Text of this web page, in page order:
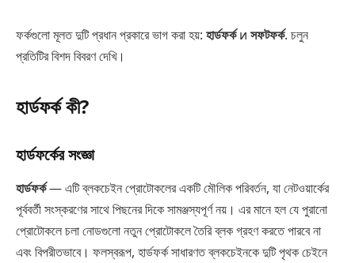
ফর্কগুলো মূলত দুটি প্রধান প্রকারে ভাগ করা হয়: হার্ডফর্কи সফটফর্ক. চলুন
প্রতিটির বিশদ বিবরণ দেখি।
হার্ডফর্ক কী?
হার্ডফর্কের সংজ্ঞা
হার্ডফর্ক— এটি ব্লকচেইন প্রোটোকলের একটি মৌলিক পরিবর্তন, যা নেটওয়ার্কের
পূর্ববর্তী সংস্করণের সাথে পিছনের দিকে সামঞ্জস্যপূর্ণ নয়। এর মানে হল যে পুরানো
প্রোটোকলে চলা নোডগুলো নতুন প্রোটোকলে তৈরি ব্লক গ্রহণ করতে পারবে না
এবং বিপরীতভাবে। ফলস্বরূপ, হার্ডফর্ক সাধারণত ব্লকচেইনকে দুটি পৃথক চেইনে